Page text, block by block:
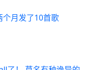
月发了10首歌